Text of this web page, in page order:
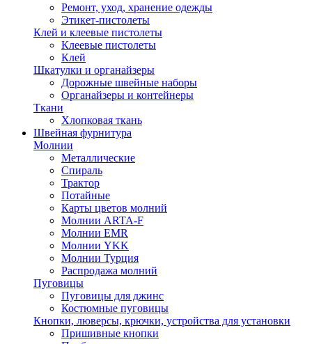
Ремонт, уход, хранение одежды
Этикет-пистолеты
Клей и клеевые пистолеты
Клеевые пистолеты
Клей
Шкатулки и органайзеры
Дорожные швейные наборы
Органайзеры и контейнеры
Ткани
Хлопковая ткань
Швейная фурнитура
Молнии
Металлические
Спираль
Трактор
Потайные
Карты цветов молний
Молнии ARTA-F
Молнии EMR
Молнии YKK
Молнии Турция
Распродажа молний
Пуговицы
Пуговицы для джинс
Костюмные пуговицы
Кнопки, люверсы, крючки, устройства для установки
Пришивные кнопки